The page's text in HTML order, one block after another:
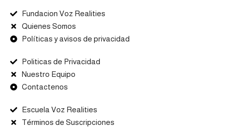
Fundacion Voz Realities
Quienes Somos
Políticas y avisos de privacidad
Politicas de Privacidad
Nuestro Equipo
Contactenos
Escuela Voz Realities
Términos de Suscripciones